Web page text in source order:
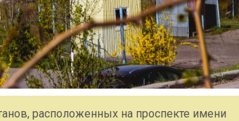
расположенных на проспекте имени